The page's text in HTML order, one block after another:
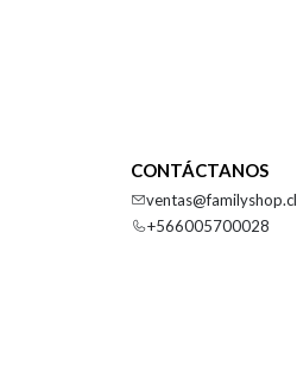
CONTÁCTANOS
ventas@familyshop.cl
+566005700028